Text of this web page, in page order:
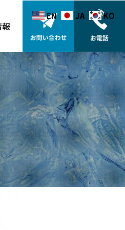
EN JA KO
EN JA KO